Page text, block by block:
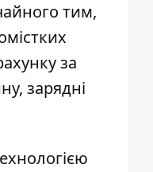
тим,
за
зарядні